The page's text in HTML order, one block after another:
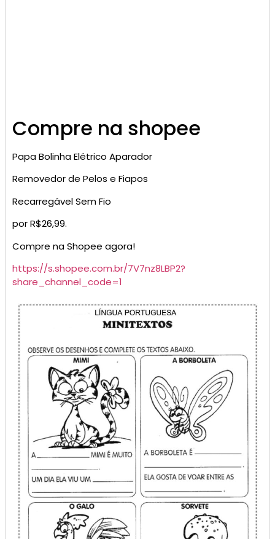
Compre na shopee
Papa Bolinha Elétrico Aparador
Removedor de Pelos e Fiapos
Recarregável Sem Fio
por R$26,99.
Compre na Shopee agora!
https://s.shopee.com.br/7V7nz8LBP2?
share_channel_code=1